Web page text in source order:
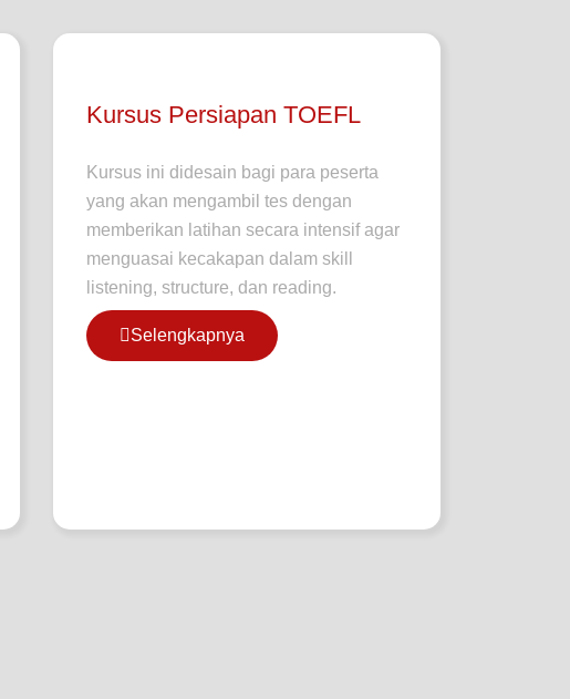
Kursus Persiapan TOEFL
Kursus ini didesain bagi para peserta
yang akan mengambil tes dengan
memberikan latihan secara intensif agar
menguasai kecakapan dalam skill
listening, structure, dan reading.
Selengkapnya